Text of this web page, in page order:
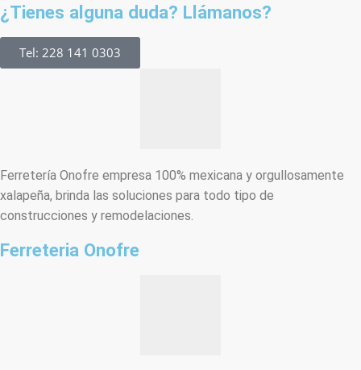
¿Tienes alguna duda? Llámanos?
Tel: 228 141 0303
Ferretería Onofre empresa 100% mexicana y orgullosamente
xalapeña, brinda las soluciones para todo tipo de
construcciones y remodelaciones.
Ferreteria Onofre